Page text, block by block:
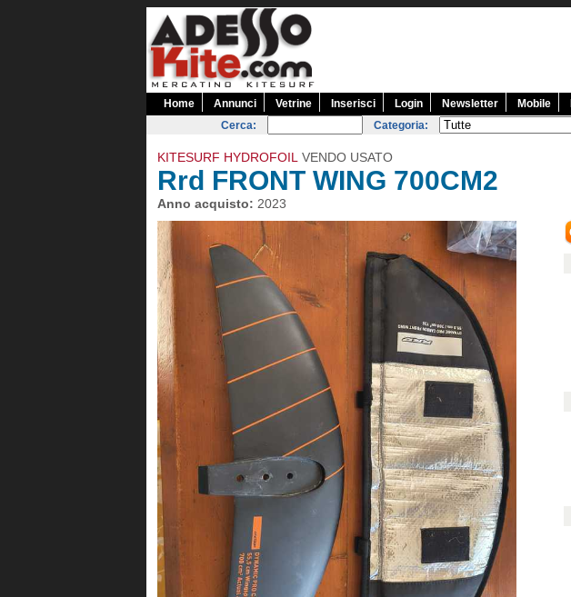
Home Annunci Vetrine Inserisci Login Newsletter Mobile
Cerca:
Categoria:
KITESURF HYDROFOIL VENDO USATO
Rrd FRONT WING 700CM2
Anno acquisto: 2023